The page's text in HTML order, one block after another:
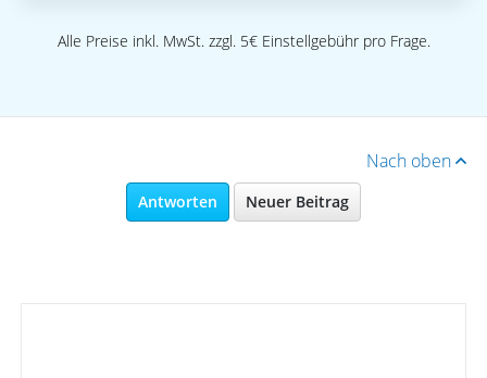
Alle Preise inkl. MwSt. zzgl. 5€ Einstellgebühr pro Frage.
Nach oben
Antworten Neuer Beitrag